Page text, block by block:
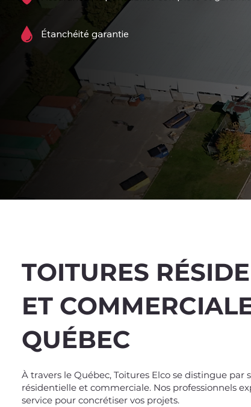
Étanchéité garantie
Spend $100 and get
TOITURES
ET
QUÉBEC
À travers le Québec, Toitures Elco se distingue par
résidentielle et commerciale. Nos professionnels
service pour concrétiser vos projets.